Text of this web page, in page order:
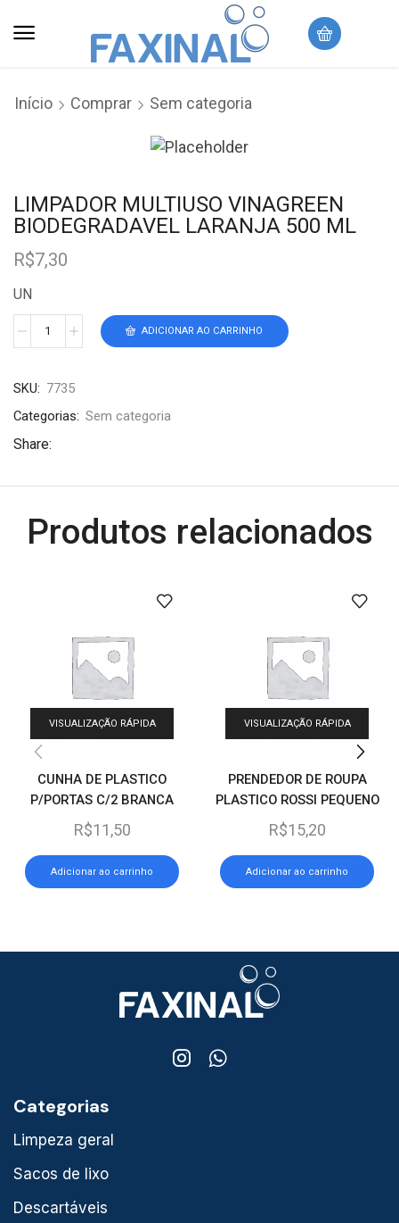
Início Comprar Sem categoria
LIMPADOR MULTIUSO VINAGREEN
BIODEGRADAVEL LARANJA 500 ML
R$7,30
UN
ADICIONAR AO CARRINHO
SKU: 7735
Categorias: Sem categoria
Share:
Produtos relacionados
VISUALIZAÇÃO RÁPIDA
CUNHA DE PLASTICO
P/PORTAS C/2 BRANCA
R$11,50
Adicionar ao carrinho
VISUALIZAÇÃO RÁPIDA
PRENDEDOR DE ROUPA
PLASTICO ROSSI PEQUENO
C/12
R$15,20
Adicionar ao carrinho
Categorias
Limpeza geral
Sacos de lixo
Descartáveis